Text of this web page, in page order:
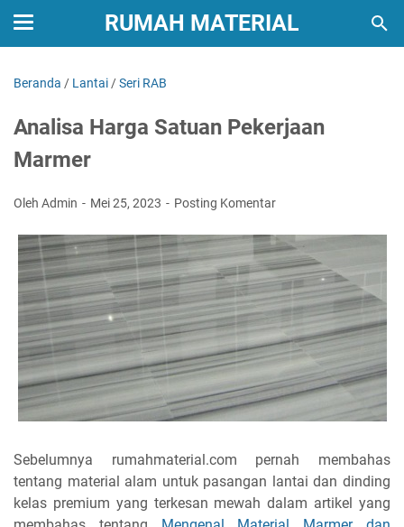
RUMAH MATERIAL
Beranda / Lantai /Seri RAB
Analisa Harga Satuan Pekerjaan
Marmer
Oleh Admin Mei 25, 2023 Posting Komentar
Sebelumnya rumahmaterial.com pernah membahas
tentang material alam untuk pasangan lantai dan dinding
kelas premium yang terkesan mewah dalam artikel yang